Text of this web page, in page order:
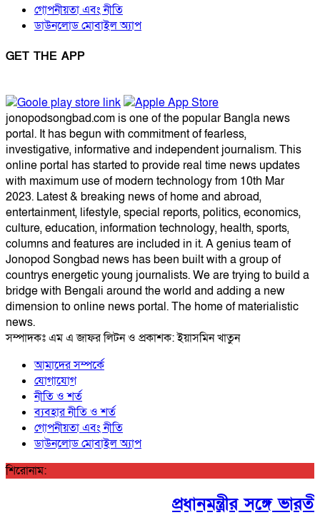
গোপনীয়তা এবং নীতি
ডাউনলোড মোবাইল অ্যাপ
GET THE APP
jonopodsongbad.com is one of the popular Bangla news
portal. It has begun with commitment of fearless,
investigative, informative and independent journalism. This
online portal has started to provide real time news updates
with maximum use of modern technology from 10th Mar
2023. Latest & breaking news of home and abroad,
entertainment, lifestyle, special reports, politics, economics,
culture, education, information technology, health, sports,
columns and features are included in it. A genius team of
Jonopod Songbad news has been built with a group of
countrys energetic young journalists. We are trying to build a
bridge with Bengali around the world and adding a new
dimension to online news portal. The home of materialistic
news.
সম্পাদকঃ এম এ জাফর লিটন ও প্রকাশক: ইয়াসমিন খাতুন
আমাদের সম্পর্কে
যোগাযোগ
নীতি ও শর্ত
ব্যবহার নীতি ও শর্ত
গোপনীয়তা এবং নীতি
ডাউনলোড মোবাইল অ্যাপ
শিরোনাম:
প্রধানমন্ত্রীর সঙ্গে